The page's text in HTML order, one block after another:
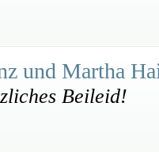
und Martha
Beileid!